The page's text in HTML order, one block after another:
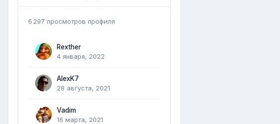
6 297 просмотров профиля
Rexther
4 января, 2022
AlexK7
28 августа, 2021
Vadim
16 марта, 2021